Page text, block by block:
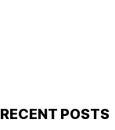
RECENT POSTS